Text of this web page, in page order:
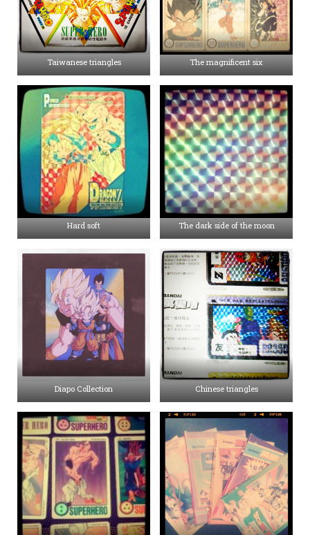
Taiwanese triangles The magnificent six
Hard soft The dark side of the moon
Diapo Collection Chinese triangles